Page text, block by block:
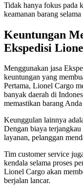
Tidak hanya fokus pada
keamanan barang
Keuntungan
Ekspedisi
Menggunakan jasa
keuntungan yang
Pertama, Lionel Cargo
banyak daerah di
memastikan barang
Keunggulan lainnya
Dengan biaya
layanan, pelanggan
Tim customer service
kendala selama proses
Lionel Cargo akan
berjalan lancar.